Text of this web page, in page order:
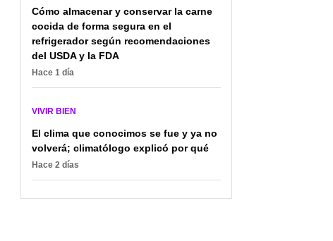
Cómo almacenar y conservar la carne
cocida de forma segura en el
refrigerador según recomendaciones
del USDA y la FDA
Hace 1 día
VIVIR BIEN
El clima que conocimos se fue y ya no
volverá; climatólogo explicó por qué
Hace 2 días